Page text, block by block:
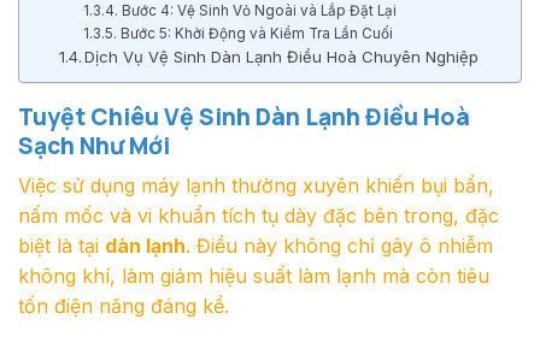
Bước 4: Vệ Sinh Vỏ Ngoài và Lắp Đặt Lại
Bước 5: Khởi Động và Kiểm Tra Lần Cuối
Dịch Vụ Vệ Sinh Dàn Lạnh Điều Hoà Chuyên Nghiệp
Tuyệt Chiêu Vệ Sinh Dàn Lạnh Điều Hoà
Sạch Như Mới
Việc sử dụng máy lạnh thường xuyên khiến bụi bẩn,
nấm mốc và vi khuẩn tích tụ dày đặc bên trong, đặc
biệt là tại dàn lạnh. Điều này không chỉ gây ô nhiễm
không khí, làm giảm hiệu suất làm lạnh mà còn tiêu
tốn điện năng đáng kể.